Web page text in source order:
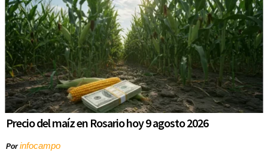
Precio del maíz en Rosario hoy 9 agosto 2026
Porinfocampo